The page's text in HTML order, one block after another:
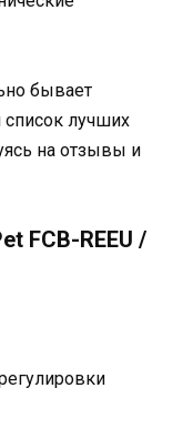
бывает
список лучших
на отзывы и
FCB-REEU /